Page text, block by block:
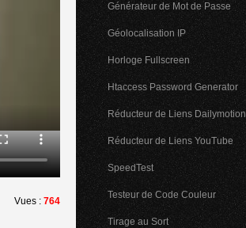
Vues : 764
Générateur de Mot de Passe
Géolocalisation IP
Horloge Fullscreen
Htaccess Password Generator
Réducteur de Liens Dailymotion
Réducteur de Liens YouTube
SpeedTest
Testeur de Code Couleur
Tirage au Sort